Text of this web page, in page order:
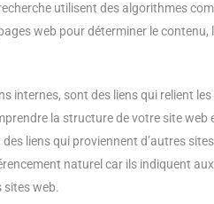
utilisent des algorithmes
web pour déterminer le
internes, sont des liens qui relient
la structure de votre site web
liens qui proviennent d’autres
naturel car ils indiquent
sites web.